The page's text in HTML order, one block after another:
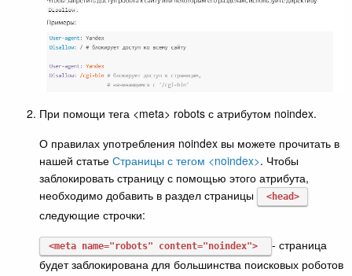
При помощи тега <meta> robots с атрибутом noindex.
О правилах употребления noindex вы можете прочитать в
нашей статьеСтраницы с тегом <noindex>. Чтобы
заблокировать страницу с помощью этого атрибута,
необходимо добавить в раздел страницы
<head>
следующие строчки:
<meta name="robots" content="noindex">
- страница
будет заблокирована для большинства поисковых роботов